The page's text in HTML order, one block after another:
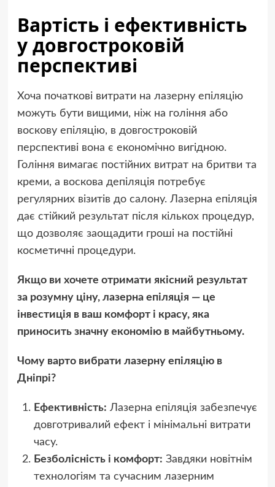
Вартість і ефективність
у довгостроковій
перспективі
Хоча початкові витрати на лазерну епіляцію
можуть бути вищими, ніж на гоління або
воскову епіляцію, в довгостроковій
перспективі вона є економічно вигідною.
Гоління вимагає постійних витрат на бритви та
креми, а воскова депіляція потребує
регулярних візитів до салону. Лазерна епіляція
дає стійкий результат після кількох процедур,
що дозволяє заощадити гроші на постійні
косметичні процедури.
Якщо ви хочете отримати якісний результат
за розумну ціну, лазерна епіляція — це
інвестиція в ваш комфорт і красу, яка
приносить значну економію в майбутньому.
Чому варто вибрати лазерну епіляцію в
Дніпрі?
Ефективність: Лазерна епіляція забезпечує
довготривалий ефект і мінімальні витрати
часу.
Безболісність і комфорт: Завдяки новітнім
технологіям та сучасним лазерним